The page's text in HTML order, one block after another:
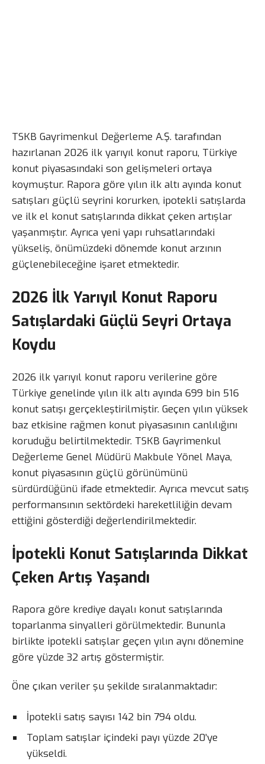
TSKB Gayrimenkul Değerleme A.Ş. tarafından
hazırlanan 2026 ilk yarıyıl konut raporu, Türkiye
konut piyasasındaki son gelişmeleri ortaya
koymuştur. Rapora göre yılın ilk altı ayında konut
satışları güçlü seyrini korurken, ipotekli satışlarda
ve ilk el konut satışlarında dikkat çeken artışlar
yaşanmıştır. Ayrıca yeni yapı ruhsatlarındaki
yükseliş, önümüzdeki dönemde konut arzının
güçlenebileceğine işaret etmektedir.
2026 İlk Yarıyıl Konut Raporu
Satışlardaki Güçlü Seyri Ortaya
Koydu
2026 ilk yarıyıl konut raporu verilerine göre
Türkiye genelinde yılın ilk altı ayında 699 bin 516
konut satışı gerçekleştirilmiştir. Geçen yılın yüksek
baz etkisine rağmen konut piyasasının canlılığını
koruduğu belirtilmektedir. TSKB Gayrimenkul
Değerleme Genel Müdürü Makbule Yönel Maya,
konut piyasasının güçlü görünümünü
sürdürdüğünü ifade etmektedir. Ayrıca mevcut satış
performansının sektördeki hareketliliğin devam
ettiğini gösterdiği değerlendirilmektedir.
İpotekli Konut Satışlarında Dikkat
Çeken Artış Yaşandı
Rapora göre krediye dayalı konut satışlarında
toparlanma sinyalleri görülmektedir. Bununla
birlikte ipotekli satışlar geçen yılın aynı dönemine
göre yüzde 32 artış göstermiştir.
Öne çıkan veriler şu şekilde sıralanmaktadır:
İpotekli satış sayısı 142 bin 794 oldu.
Toplam satışlar içindeki payı yüzde 20’ye
yükseldi.